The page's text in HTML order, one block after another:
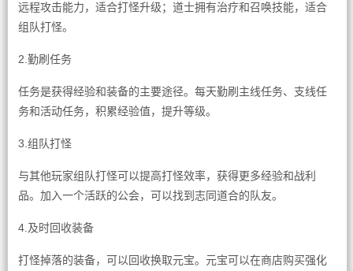
远程攻击能力，适合打怪升级；道士拥有治疗和召唤技能，适合
组队打怪。
2.勤刷任务
任务是获得经验和装备的主要途径。每天勤刷主线任务、支线任
务和活动任务，积累经验值，提升等级。
3.组队打怪
与其他玩家组队打怪可以提高打怪效率，获得更多经验和战利
品。加入一个活跃的公会，可以找到志同道合的队友。
4.及时回收装备
打怪掉落的装备，可以回收换取元宝。元宝可以在商店购买强化